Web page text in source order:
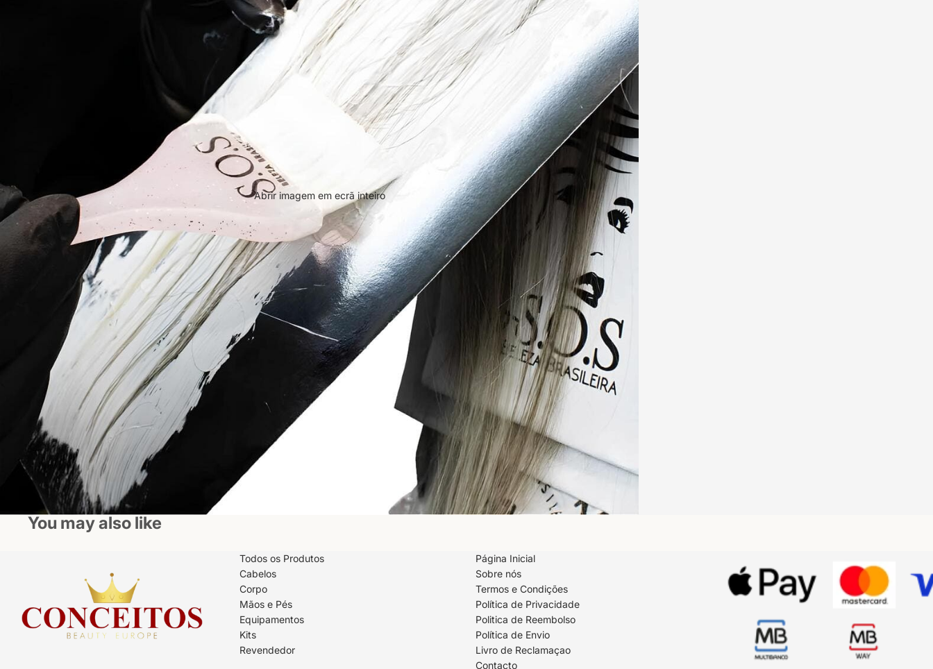
Abrir imagem em ecrã inteiro
You may also like
Todos os Produtos
Cabelos
Corpo
Mãos e Pés
Equipamentos
Kits
Revendedor
Página Inicial
Sobre nós
Termos e Condições
Política de Privacidade
Politica de Reembolso
Política de Envio
Livro de Reclamaçao
Contacto
Política de reembolso
Política de privacidade
Termos do serviço